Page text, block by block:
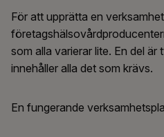
För att upprätta en
som alla varierar lite. En del är
innehåller alla det som krävs.
En fungerande